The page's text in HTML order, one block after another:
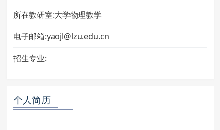
所在教研室:大学物理教学
电子邮箱:yaojl@lzu.edu.cn
招生专业:
个人简历